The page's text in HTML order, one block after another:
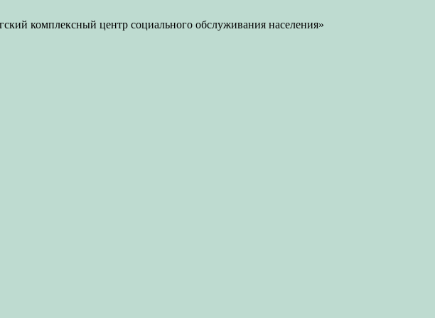
комплексный центр социального обслуживания населения»